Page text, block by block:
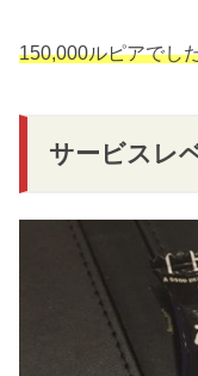
150,000ルピアでし
サービスレ